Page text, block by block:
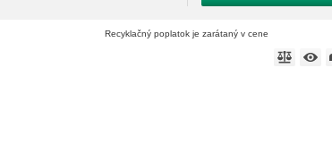
Recyklačný poplatok je zarátaný v cene